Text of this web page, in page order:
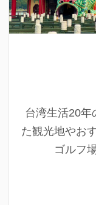
台湾生活20年
た観光地やお
ゴルフ